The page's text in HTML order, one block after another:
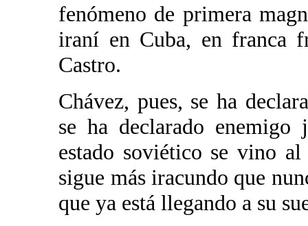
fenómeno de primera
iraní en Cuba, en franca
Castro.
Chávez, pues, se ha
se ha declarado
estado soviético se vino
sigue más iracundo que
que ya está llegando a su